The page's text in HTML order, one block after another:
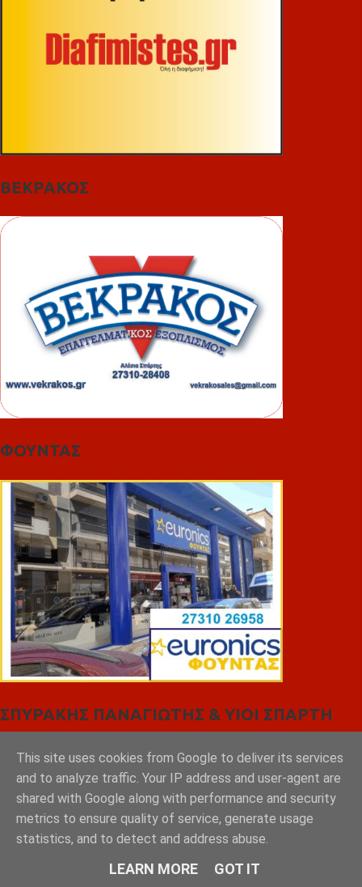
ΒΕΚΡΑΚΟΣ
ΦΟΥΝΤΑΣ
ΣΠΥΡΑΚΗΣ ΠΑΝΑΓΙΩΤΗΣ & YIOI ΣΠΑΡΤΗ
This site uses cookies from Google to deliver its services
and to analyze traffic. Your IP address and user-agent are
shared with Google along with performance and security
metrics to ensure quality of service, generate usage
statistics, and to detect and address abuse.
LEARN MORE GOT IT